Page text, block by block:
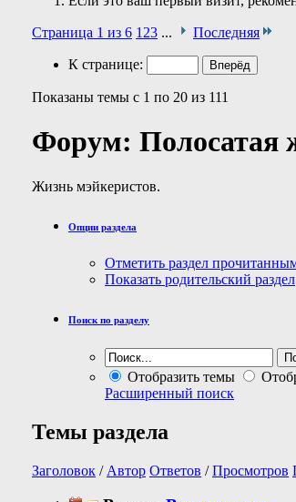
Страница 1 из 6 1 23 ... Последняя
К странице:
Показаны темы с 1 по 20 из 111
Форум: Полосатая
Жизнь мэйкеристов.
Опции раздела
Отметить раздел
Показать родительский раздел
Поиск по разделу
Отобразить темы
Расширенный поиск
Темы раздела
Заголовок / Автор Ответов /Просмотров